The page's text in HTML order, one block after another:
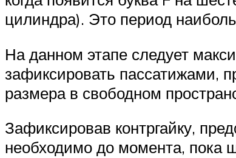
цилиндра). Это период
На данном этапе следует
зафиксировать пассатижами,
размера в свободном
Зафиксировав контргайку,
необходимо до момента, пока